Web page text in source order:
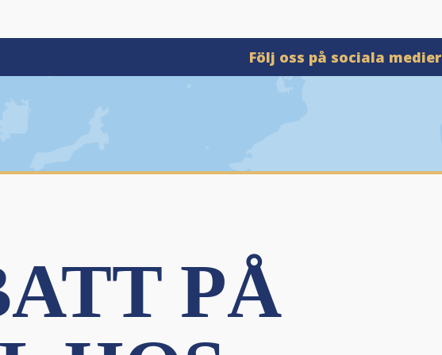
Följ oss på sociala medier
PÅ